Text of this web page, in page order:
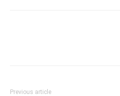
Previous article